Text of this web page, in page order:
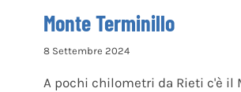
Monte Terminillo
8 Settembre 2024
A pochi chilometri da Rieti c'è il